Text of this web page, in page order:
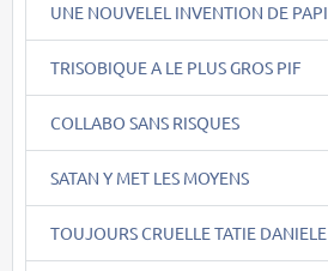
UNE NOUVELEL INVENTION DE PAPI
TRISOBIQUE A LE PLUS GROS PIF
COLLABO SANS RISQUES
SATAN Y MET LES MOYENS
TOUJOURS CRUELLE TATIE DANIELE